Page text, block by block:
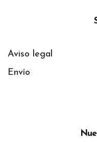
Aviso legal
Envío